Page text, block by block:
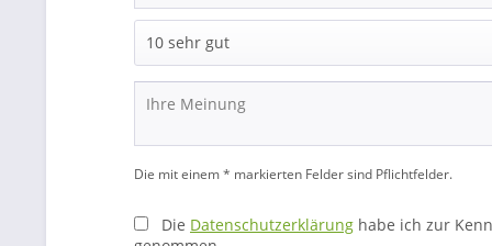
Die mit einem * markierten Felder sind Pflichtfelder.
Die Datenschutzerklärung habe ich zur